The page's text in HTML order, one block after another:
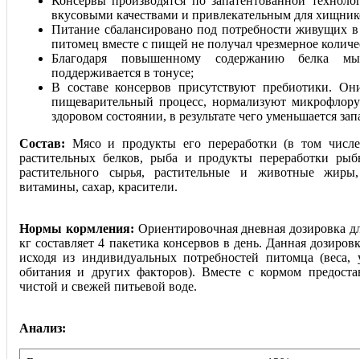
вкусовыми качествами и привлекательным для
Питание сбалансировано под потребности живущих
питомец вместе с пищей не получал чрезмерное
Благодаря повышенному содержанию белка
поддерживается в тонусе;
В составе консервов присутствуют пребиотики.
пищеварительный процесс, нормализуют
здоровом состоянии, в результате чего уменьшается
Состав: Мясо и продукты его переработки (в том
растительных белков, рыба и продукты переработки
растительного сырья, растительные и животные
витамины, сахар, красители.
Нормы кормления: Ориентировочная дневная дозировка
кг составляет 4 пакетика консервов в день. Данная
исходя из индивидуальных потребностей питомца (веса,
обитания и других факторов). Вместе с кормом
чистой и свежей питьевой воде.
Анализ: